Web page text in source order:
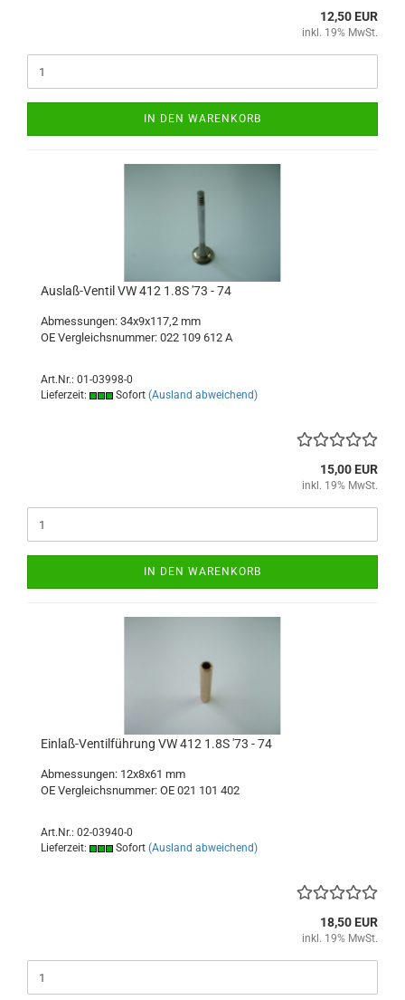
12,50 EUR
inkl. 19% MwSt.
IN DEN WARENKORB
Auslaß-Ventil VW 412 1.8S '73 - 74
Abmessungen: 34x9x117,2 mm
OE Vergleichsnummer: 022 109 612 A
Art.Nr.: 01-03998-0
Lieferzeit:
Sofort (Ausland abweichend)
15,00 EUR
inkl. 19% MwSt.
IN DEN WARENKORB
Einlaß-Ventilführung VW 412 1.8S '73 - 74
Abmessungen: 12x8x61 mm
OE Vergleichsnummer: OE 021 101 402
Art.Nr.: 02-03940-0
Lieferzeit:
Sofort (Ausland abweichend)
18,50 EUR
inkl. 19% MwSt.